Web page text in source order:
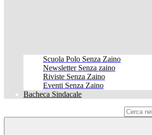
Scuola Polo Senza Zaino
Newsletter Senza zaino
Riviste Senza Zaino
Eventi Senza Zaino
Bacheca Sindacale